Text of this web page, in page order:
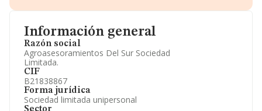
Información general
Razón social
Agroasesoramientos Del Sur Sociedad
Limitada.
CIF
B21838867
Forma jurídica
Sociedad limitada unipersonal
Accionistas.
Artículos de prensa publicados sobre la empresa.
Información oficial y registral complementaria.